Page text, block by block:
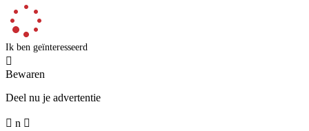
Ik ben geïnteresseerd

Bewaren
Deel nu je advertentie
 n 